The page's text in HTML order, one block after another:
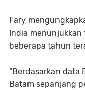
Fary
India
beberapa tahun
“Berdasarkan data
Batam sepanjang